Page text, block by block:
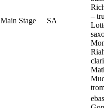
Main Stage SA
–